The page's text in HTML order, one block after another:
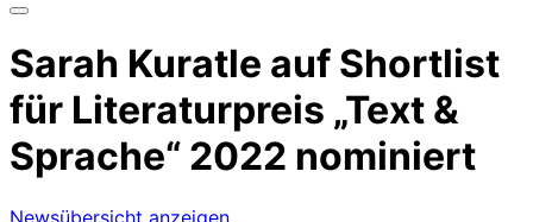
Sarah Kuratle auf Shortlist
für Literaturpreis „Text &
Sprache“ 2022 nominiert
Newsübersicht anzeigen